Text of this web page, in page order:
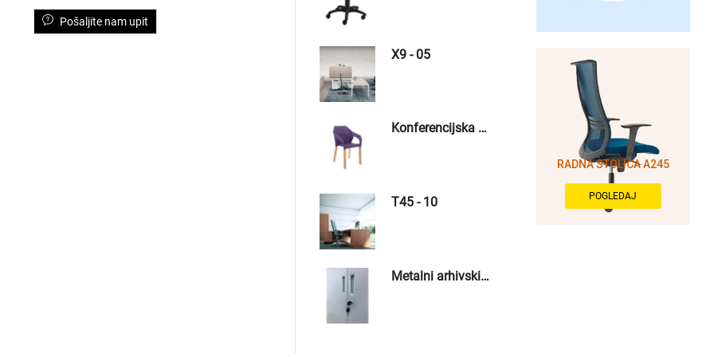
Pošaljite nam upit
X9 - 05
Konferencijska stolica Origami ljubičasta
T45 - 10
Metalni arhivski orman - 04
RADNA STOLICA A245
POGLEDAJ